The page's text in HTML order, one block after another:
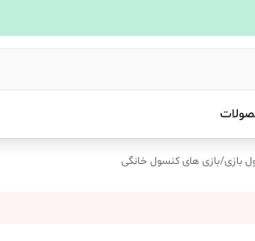
بازی/بازی های کنسول خانگی